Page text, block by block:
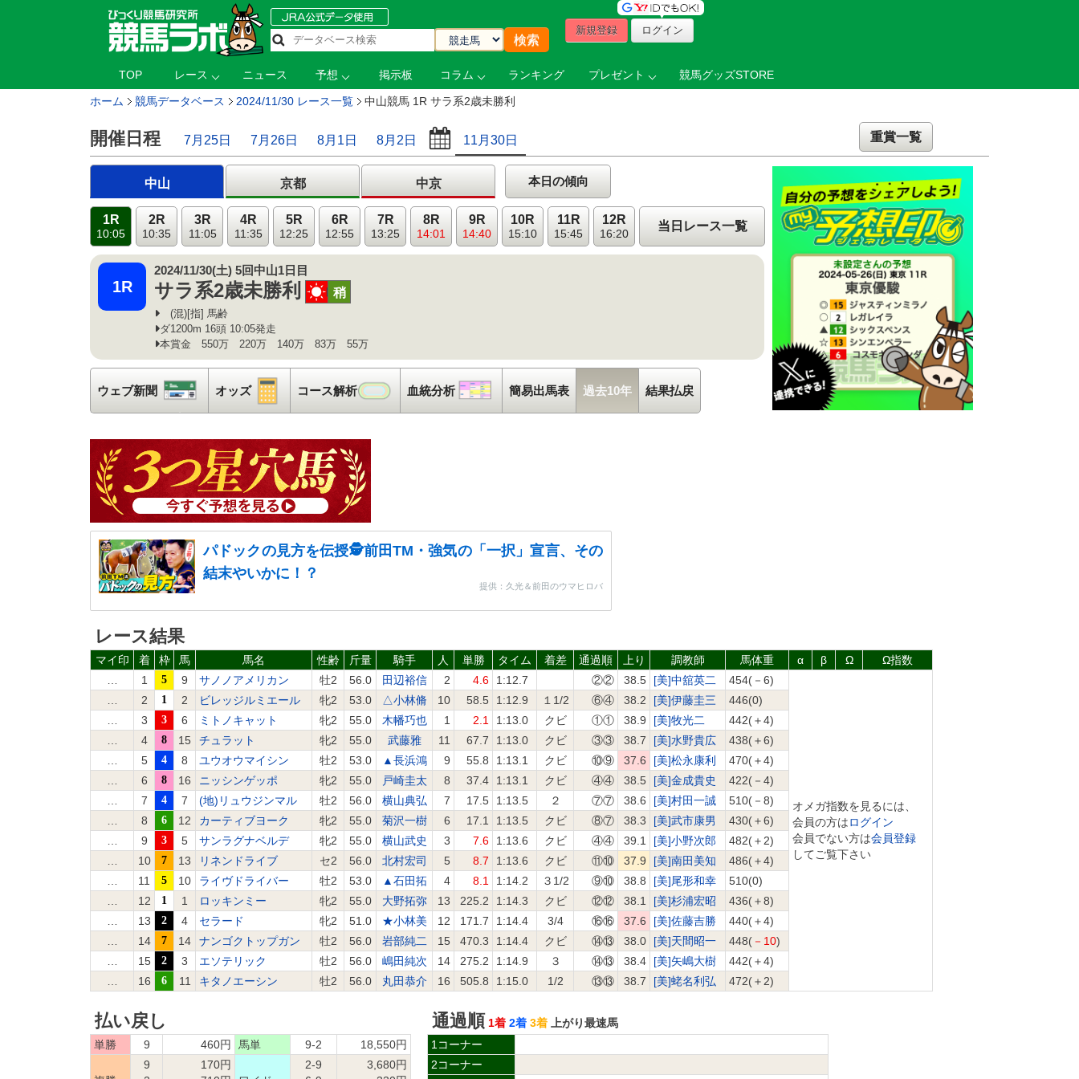
新規登録 ログイン
TOP レース ニュース 予想 掲示板 コラム ランキング プレゼント 競馬グッズSTORE
ホーム 競馬データベース 2024/11/30 レース一覧 中山競馬 1R サラ系2歳未勝利
開催日程 7月25日 7月26日 8月1日 8月2日 11月30日 重賞一覧
中山 京都 中京 本日の傾向
1R
10:05
2R
10:35
3R
11:05
4R
11:35
5R
12:25
6R
12:55
7R
13:25
8R
14:01
9R
14:40
10R
15:10
11R
15:45
12R
16:20
当日レース一覧
1R
2024/11/30(土) 5回中山1日目
サラ系2歳未勝利 晴稍
(混)[指] 馬齢
ダ1200m 16頭 10:05発走
本賞金 550万 220万 140万 83万 55万
ウェブ新聞 ウェブ新聞
オッズ オッズ
コース解析 コース解析
血統分析 血統分析
簡易出馬表 過去10年 結果払戻
パドックの見方を伝授🕵前田TM・強気の「一択」宣言、その
結末やいかに！？
提供：久光＆前田のウマヒロバ
レース結果
マイ印 着 枠 馬 馬名 性齢 斤量 騎手 人 単勝 タイム 着差 通過順 上り 調教師 馬体重 α β Ω
Ω指数
1 5 9 サノノアメリカン 牡2 56.0 田辺裕信 2 4.6 1:12.7 ②② 38.5 [美]中舘英二 454(－6)
オメガ指数を見るには、
会員の方はログイン
会員でない方は会員登録
してご覧下さい
2 1 2 ビレッジルミエール 牝2 53.0 △小林脩 10 58.5 1:12.9 １1/2 ⑥④ 38.2 [美]伊藤圭三
446(0)
3 3 6 ミトノキャット 牝2 55.0 木幡巧也 1 2.1 1:13.0 クビ ①① 38.9 [美]牧光二
442(＋4)
4 8 15 チュラット 牝2 55.0 武藤雅 11 67.7 1:13.0 クビ ③③ 38.7 [美]水野貴広
438(＋6)
5 4 8 ユウオウマイシン 牡2 53.0 ▲長浜鴻 9 55.8 1:13.1 クビ ⑩⑨ 37.6 [美]松永康利
470(＋4)
6 8 16 ニッシンゲッポ 牝2 55.0 戸崎圭太 8 37.4 1:13.1 クビ ④④ 38.5 [美]金成貴史
422(－4)
7 4 7 (地)リュウジンマル 牡2 56.0 横山典弘 7 17.5 1:13.5 ２ ⑦⑦ 38.6 [美]村田一誠
510(－8)
8 6 12 カーティブヨーク 牝2 55.0 菊沢一樹 6 17.1 1:13.5 クビ ⑧⑦ 38.3 [美]武市康男
430(＋6)
9 3 5 サンラグナベルデ 牝2 55.0 横山武史 3 7.6 1:13.6 クビ ④④ 39.1 [美]小野次郎
482(＋2)
10 7 13 リネンドライブ セ2 56.0 北村宏司 5 8.7 1:13.6 クビ ⑪⑩ 37.9 [美]南田美知
486(＋4)
11 5 10 ライヴドライバー 牡2 53.0 ▲石田拓 4 8.1 1:14.2 ３1/2 ⑨⑩ 38.8 [美]尾形和幸
510(0)
12 1 1 ロッキンミー 牝2 55.0 大野拓弥 13 225.2 1:14.3 クビ ⑫⑫ 38.1 [美]杉浦宏昭
436(＋8)
13 2 4 セラード 牝2 51.0 ★小林美 12 171.7 1:14.4 3/4 ⑯⑯ 37.6 [美]佐藤吉勝
440(＋4)
14 7 14 ナンゴクトップガン 牡2 56.0 岩部純二 15 470.3 1:14.4 クビ ⑭⑬ 38.0 [美]天間昭一 448( －10)
15 2 3 エソテリック 牡2 56.0 嶋田純次 14 275.2 1:14.9 ３ ⑭⑬ 38.4 [美]矢嶋大樹
442(＋4)
16 6 11 キタノエーシン 牡2 56.0 丸田恭介 16 505.8 1:15.0 1/2 ⑬⑬ 38.7 [美]蛯名利弘 472(＋2)
払い戻し
単勝 9 460円 馬単 9-2 18,550円
9
170円
2-9
3,680円
通過順 1着 2着 3着
上がり最速馬
1コーナー
2コーナー